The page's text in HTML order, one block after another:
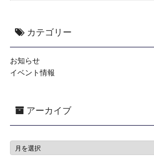
カテゴリー
お知らせ
イベント情報
アーカイブ